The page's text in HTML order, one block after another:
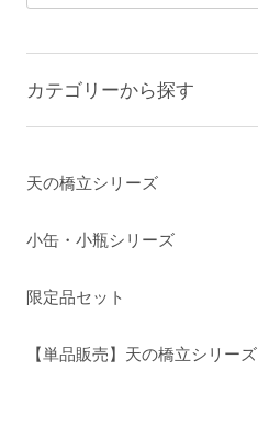
カテゴリーから探す
天の橋立シリーズ
小缶・小瓶シリーズ
限定品セット
【単品販売】天の橋立シリーズ